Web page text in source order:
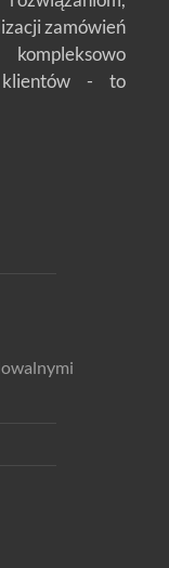
zamówień
klientów - to